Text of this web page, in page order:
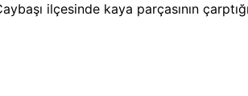
ilçesinde kaya parçasının